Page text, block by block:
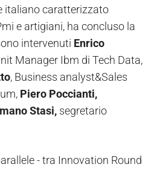
italiano caratterizzato
e artigiani, ha concluso la
intervenuti Enrico
Manager Ibm di Tech Data,
, Business analyst&Sales
Piero Poccianti,
Stasi, segretario
- tra Innovation Round